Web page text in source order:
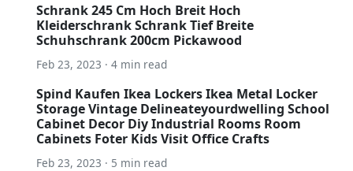
Schrank 245 Cm Hoch Breit Hoch
Kleiderschrank Schrank Tief Breite
Schuhschrank 200cm Pickawood
Feb 23, 2023 · 4 min read
Spind Kaufen Ikea Lockers Ikea Metal Locker
Storage Vintage Delineateyourdwelling School
Cabinet Decor Diy Industrial Rooms Room
Cabinets Foter Kids Visit Office Crafts
Feb 23, 2023 · 5 min read